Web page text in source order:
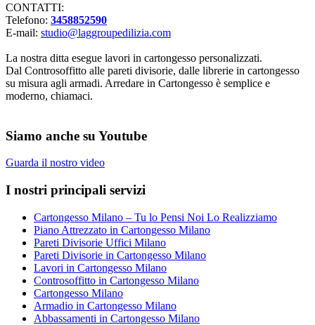
CONTATTI:
Telefono: 3458852590
E-mail: studio@laggroupedilizia.com
La nostra ditta esegue lavori in cartongesso personalizzati.
Dal Controsoffitto alle pareti divisorie, dalle librerie in cartongesso
su misura agli armadi. Arredare in Cartongesso è semplice e
moderno, chiamaci.
Siamo anche su Youtube
Guarda il nostro video
I nostri principali servizi
Cartongesso Milano – Tu lo Pensi Noi Lo Realizziamo
Piano Attrezzato in Cartongesso Milano
Pareti Divisorie Uffici Milano
Pareti Divisorie in Cartongesso Milano
Lavori in Cartongesso Milano
Controsoffitto in Cartongesso Milano
Cartongesso Milano
Armadio in Cartongesso Milano
Abbassamenti in Cartongesso Milano